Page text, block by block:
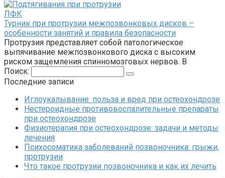
ЛФК
Турник при протрузии межпозвонковых дисков –
особенности занятий и правила безопасности
Протрузия представляет собой патологическое
выпячивание межпозвонкового диска с высоким
риском защемления спинномозговых нервов. В
Поиск:
Последние записи
Иглоукалывание: польза и вред при остеохондрозе
Нестероидные противовоспалительные препараты
при остеохондрозе
Физиотерапия при остеохондрозе: задачи и методы
лечения
Психосоматика заболеваний позвоночника: грыжи,
протрузии
Что такое протрузии позвоночника и как их лечить